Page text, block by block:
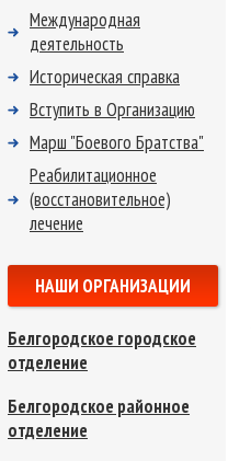
Международная
деятельность
Историческая справка
Вступить в Организацию
Марш "Боевого Братства"
Реабилитационное
(восстановительное)
лечение
НАШИ ОРГАНИЗАЦИИ
Белгородское городское
отделение
Белгородское районное
отделение